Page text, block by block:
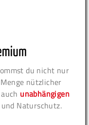
du nicht nur
nützlicher
unabhängigen
Naturschutz.